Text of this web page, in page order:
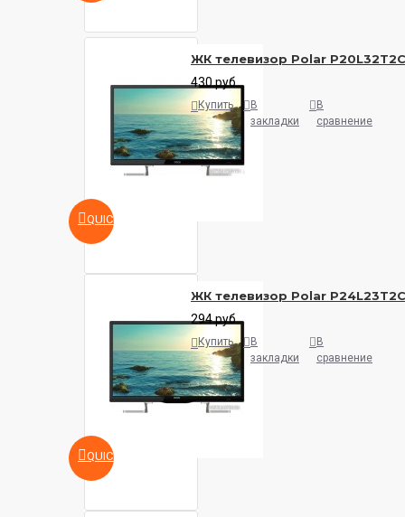
QUICKVIEW
ЖК телевизор Polar P20L32T2C
430 руб.
Купить
В
закладки
В
сравнение
QUICKVIEW
ЖК телевизор Polar P24L23T2C
294 руб.
Купить
В
закладки
В
сравнение